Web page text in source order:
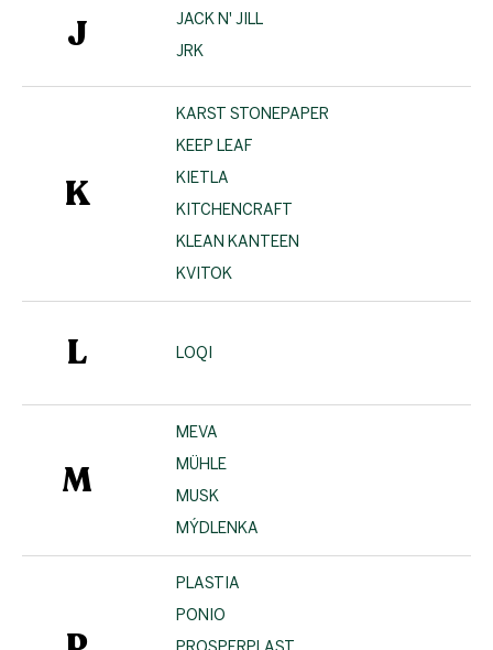
J
JACK N' JILL
JRK
K
KARST STONEPAPER
KEEP LEAF
KIETLA
KITCHENCRAFT
KLEAN KANTEEN
KVITOK
L LOQI
M
MEVA
MÜHLE
MUSK
MÝDLENKA
PLASTIA
PONIO